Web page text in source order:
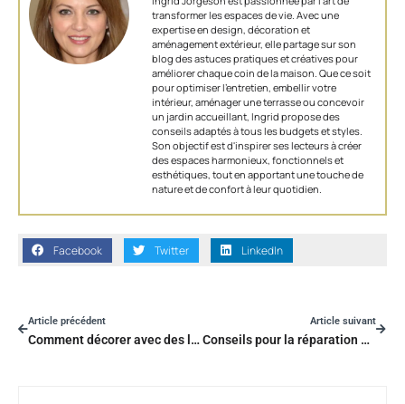
transformer les espaces de vie. Avec une
expertise en design, décoration et
aménagement extérieur, elle partage sur son
blog des astuces pratiques et créatives pour
améliorer chaque coin de la maison. Que ce soit
pour optimiser l’entretien, embellir votre
intérieur, aménager une terrasse ou concevoir
un jardin accueillant, Ingrid propose des
conseils adaptés à tous les budgets et styles.
Son objectif est d'inspirer ses lecteurs à créer
des espaces harmonieux, fonctionnels et
esthétiques, tout en apportant une touche de
nature et de confort à leur quotidien.
Facebook Twitter LinkedIn
Article précédent
Comment décorer avec des livres ?
Article suivant
Conseils pour la réparation de meubles